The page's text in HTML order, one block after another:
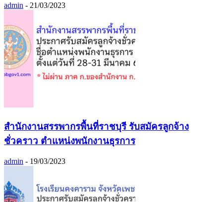
admin - 21/03/2023
สำนักงานสรรพากรพื้นที่ราชบุรี รับสมัครลูกจ้าง
ชั่วคราว ตำแหน่งพนักงานธุรการ
admin - 19/03/2023